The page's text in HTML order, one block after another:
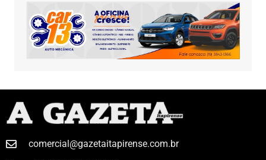
comercial@gazetaitapirense.com.br